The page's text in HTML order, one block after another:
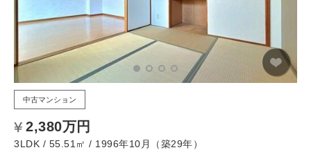
中古マンション
2,380万円
3LDK / 55.51㎡ / 1996年10月（築29年）